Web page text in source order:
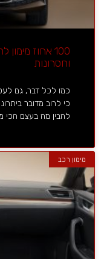
100 אחוז
וחסרונות
כמו לכל דבר, גם
כי לרוב מדובר
להבין מה בעצם הכי
מימון רכב